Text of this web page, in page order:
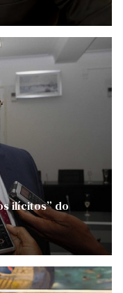
ilícitos” do